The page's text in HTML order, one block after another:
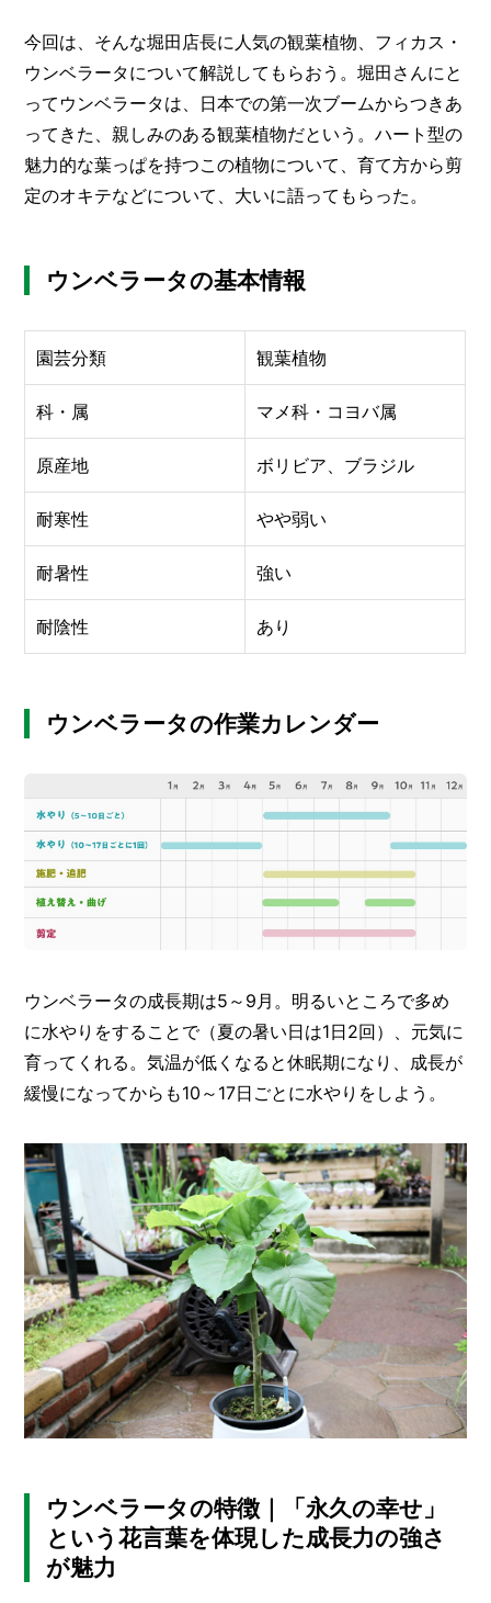
T
O
R
ユ
ー
ザ
ー
C
O
R
ス
フ /
C
A
I
N
Z
-
S
T
F
今回は、そんな堀田店長に人気の観葉植物、フィカス・
ウンベラータについて解説してもらおう。堀田さんにと
ってウンベラータは、日本での第一次ブームからつきあ
ってきた、親しみのある観葉植物だという。ハート型の
魅力的な葉っぱを持つこの植物について、育て方から剪
定のオキテなどについて、大いに語ってもらった。
ウンベラータの基本情報
園芸分類 観葉植物
科・属 マメ科・コヨバ属
原産地 ボリビア、ブラジル
耐寒性 やや弱い
耐暑性 強い
耐陰性 あり
ウンベラータの作業カレンダー
ウンベラータの成長期は5～9月。明るいところで多め
に水やりをすることで（夏の暑い日は1日2回）、元気に
育ってくれる。気温が低くなると休眠期になり、成長が
緩慢になってからも10～17日ごとに水やりをしよう。
ウンベラータの特徴｜「永久の幸せ」
という花言葉を体現した成長力の強さ
が魅力